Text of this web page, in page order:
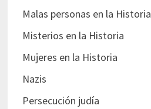
Malas personas en la Historia
Misterios en la Historia
Mujeres en la Historia
Nazis
Persecución judía